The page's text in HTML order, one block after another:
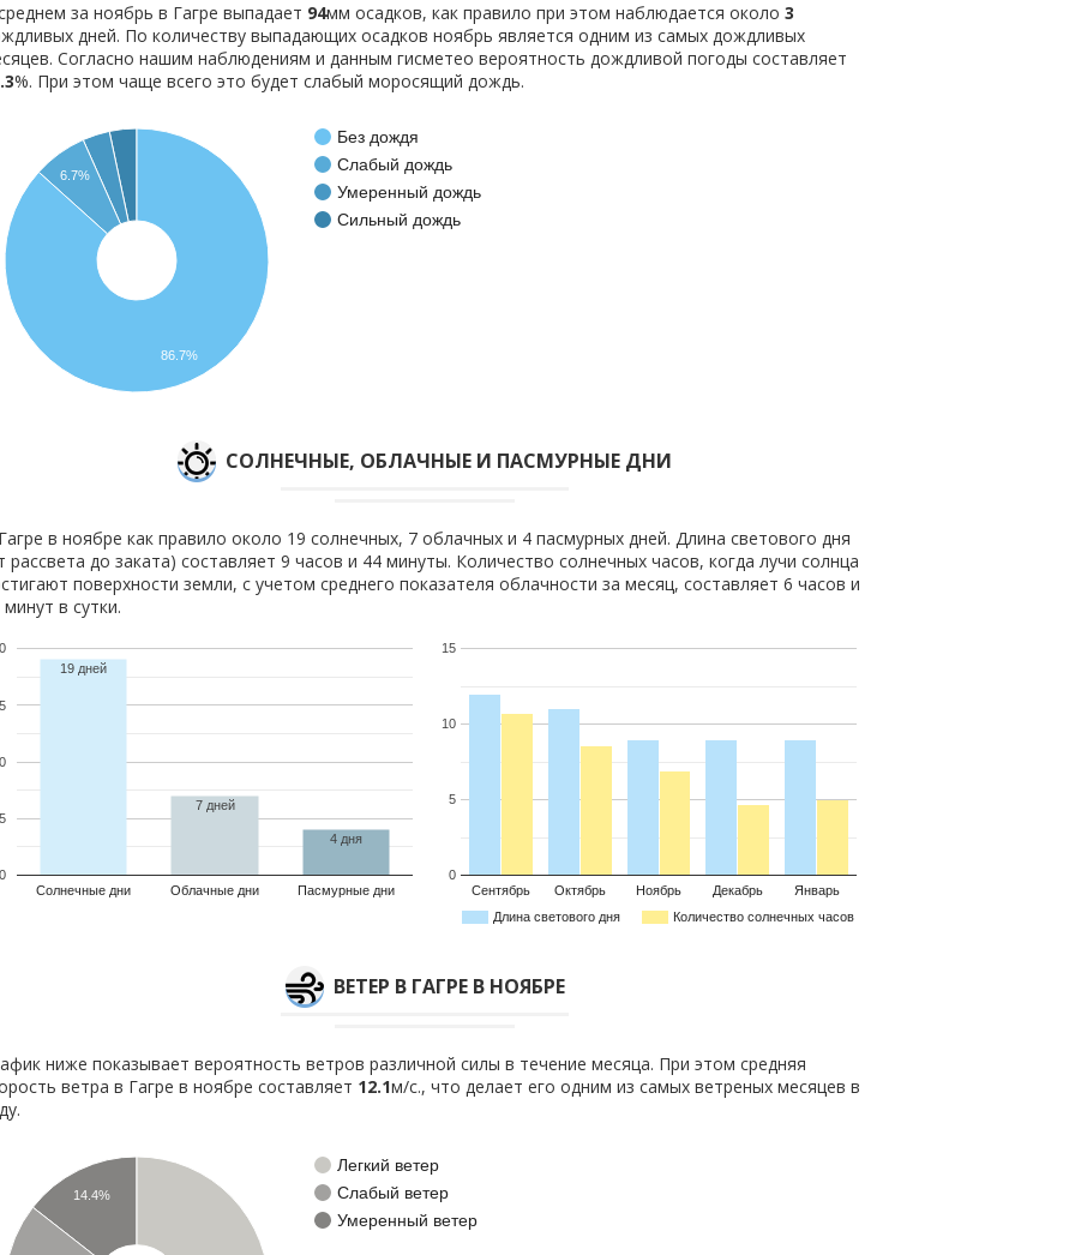
за ноябрь в Гагре выпадает 94мм осадков, как правило при этом наблюдается около 3
дней. По количеству выпадающих осадков ноябрь является одним из самых дождливых
Согласно нашим наблюдениям и данным гисметео вероятность дождливой погоды составляет
%. При этом чаще всего это будет слабый моросящий дождь.
Без дождя
Слабый дождь
Умеренный дождь
Сильный дождь
6.7%
86.7%
CОЛНЕЧНЫЕ, ОБЛАЧНЫЕ И ПАСМУРНЫЕ ДНИ
в ноябре как правило около 19 солнечных, 7 облачных и 4 пасмурных дней. Длина светового дня
рассвета до заката) составляет 9 часов и 44 минуты. Количество солнечных часов, когда лучи солнца
поверхности земли, с учетом среднего показателя облачности за месяц, составляет 6 часов и
минут в сутки.
Солнечные дни Облачные дни Пасмурные дни
0
5
19 дней
7 дней
4 дня
Длина светового дня Количество солнечных часов
Сентябрь Октябрь Ноябрь Декабрь Январь
0
5
10
15
ВЕТЕР В ГАГРЕ В НОЯБРЕ
ниже показывает вероятность ветров различной силы в течение месяца. При этом средняя
ветра в Гагре в ноябре составляет 12.1м/с., что делает его одним из самых ветреных месяцев в
Легкий ветер
Слабый ветер
Умеренный ветер
14.4%